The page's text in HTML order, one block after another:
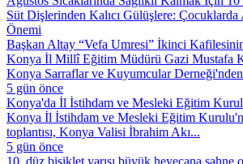
Süt Dişlerinden Kalıcı Gülüşlere: Çocuklarda
Önemi
Başkan Altay “Vefa Umresi” İkinci
Konya İl Millî Eğitim Müdürü Gazi Mustafa
Konya Sarraflar ve Kuyumcular
5 gün önce
Konya'da İl İstihdam ve Mesleki Eğitim
Konya İl İstihdam ve Mesleki Eğitim
toplantısı, Konya Valisi İbrahim Akı...
5 gün önce
10. düz bisiklet yarışı büyük heyecana sahne